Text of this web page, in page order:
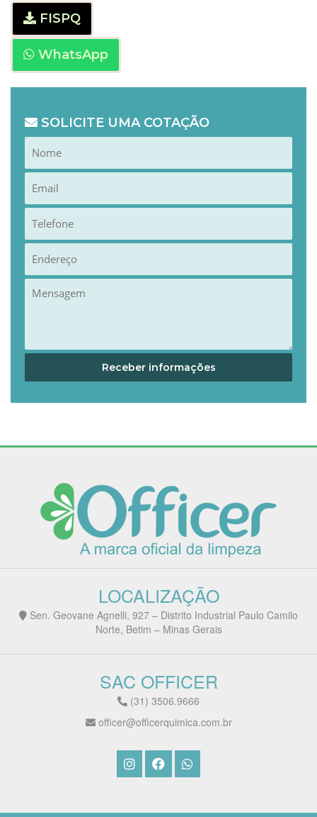
FISPQ
WhatsApp
SOLICITE UMA COTAÇÃO
LOCALIZAÇÃO
Sen. Geovane Agnelli, 927 – Distrito Industrial Paulo Camilo
Norte, Betim – Minas Gerais
SAC OFFICER
(31) 3506.9666
officer@officerquimica.com.br